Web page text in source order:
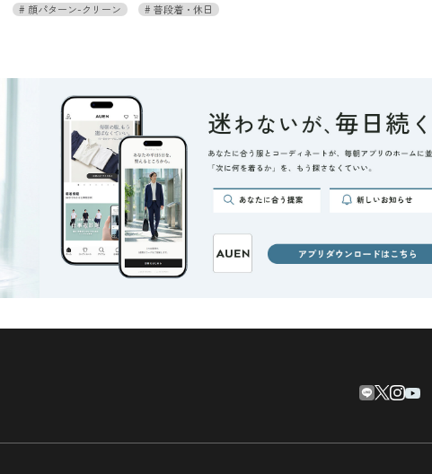
顔パターン-クリーン 普段着・休日